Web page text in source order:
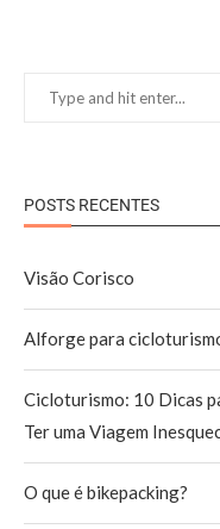
POSTS RECENTES
Visão Corisco
Alforge para
Cicloturismo: 10 Dicas
Ter uma Viagem
O que é bikepacking?